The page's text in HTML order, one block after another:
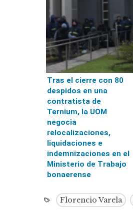
Tras el cierre con 80
despidos en una
contratista de
Ternium, la UOM
negocia
relocalizaciones,
liquidaciones e
indemnizaciones en el
Ministerio de Trabajo
bonaerense
Florencio Varela